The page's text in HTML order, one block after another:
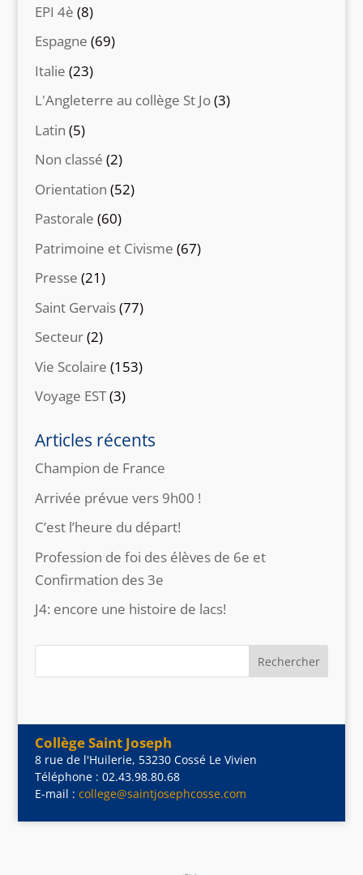
EPI 4è (8)
Espagne (69)
Italie (23)
L'Angleterre au collège St Jo(3)
Latin (5)
Non classé (2)
Orientation (52)
Pastorale (60)
Patrimoine et Civisme (67)
Presse (21)
Saint Gervais(77)
Secteur(2)
Vie Scolaire (153)
Voyage EST(3)
Articles récents
Champion de France
Arrivée prévue vers 9h00 !
C’est l’heure du départ!
Profession de foi des élèves de 6e et
Confirmation des 3e
J4: encore une histoire de lacs!
Collège Saint Joseph
8 rue de l'Huilerie, 53230 Cossé Le Vivien
Téléphone : 02.43.98.80.68
E-mail : college@saintjosephcosse.com